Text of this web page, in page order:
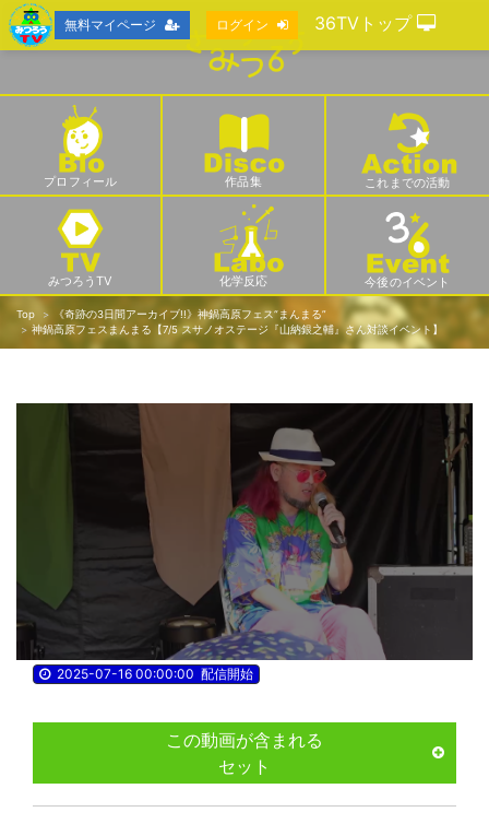
プロフィール 作品集 これまでの活動
みつろうTV 化学反応 今後のイベント
Top
《奇跡の3日間アーカイブ!!》神鍋高原フェス“まんまる”
神鍋高原フェスまんまる【7/5 スサノオステージ『山納銀之輔』さん対談イベント】
2025-07-16 00:00:00 配信開始
この動画が含まれる
セット
無料マイページ ログイン 36TVトップ